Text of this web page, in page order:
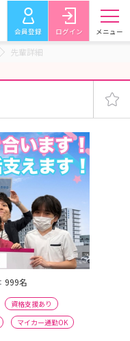
会員登録 ログイン メニュー
先輩詳細
999名
資格支援あり
マイカー通勤OK